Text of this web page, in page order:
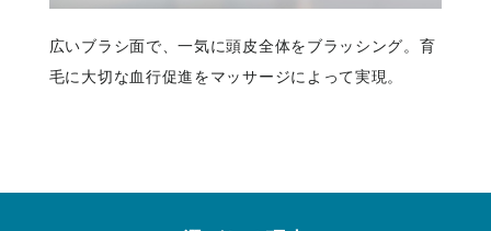
広いブラシ面で、一気に頭皮全体をブラッシング。育
毛に大切な血行促進をマッサージによって実現。